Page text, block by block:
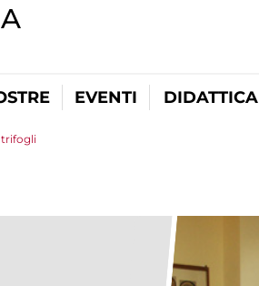
EVENTI DIDATTICA
trifogli